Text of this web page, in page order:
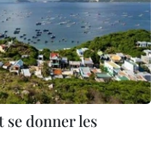
se donner les